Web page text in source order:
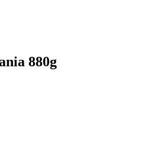
880g